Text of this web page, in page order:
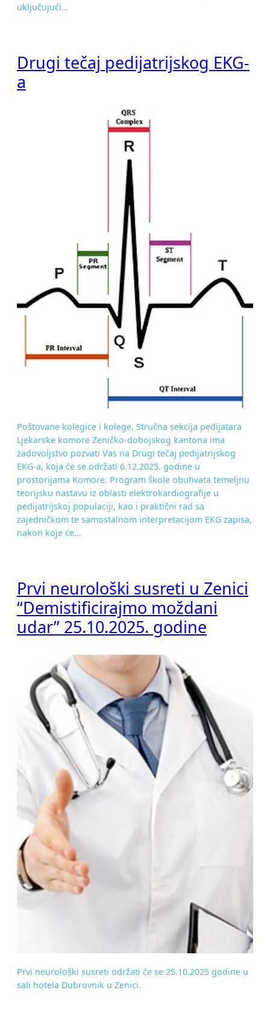
uključujući…
Drugi tečaj pedijatrijskog EKG-
a
Poštovane kolegice i kolege, Stručna sekcija pedijatara
Ljekarske komore Zeničko-dobojskog kantona ima
zadovoljstvo pozvati Vas na Drugi tečaj pedijatrijskog
EKG-a, koja će se održati 6.12.2025. godine u
prostorijama Komore. Program škole obuhvata temeljnu
teorijsku nastavu iz oblasti elektrokardiografije u
pedijatrijskoj populaciji, kao i praktični rad sa
zajedničkom te samostalnom interpretacijom EKG zapisa,
nakon koje će…
Prvi neurološki susreti u Zenici
“Demistificirajmo moždani
udar” 25.10.2025. godine
Prvi neurološki susreti održati će se 25.10.2025 godine u
sali hotela Dubrovnik u Zenici.